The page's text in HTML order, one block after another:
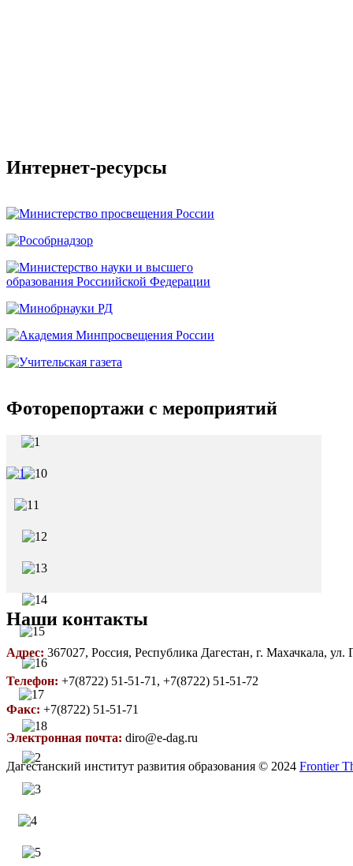
Интернет-ресурсы
Фоторепортажи с мероприятий
Наши контакты
Адрес: 367027, Россия, Республика Дагестан, г. Махачкала,
Телефон: +7(8722) 51-51-71, +7(8722) 51-51-72
Факс: +7(8722) 51-51-71
Электронная почта: diro@e-dag.ru
Дагестанский институт развития образования © 2024 Frontier